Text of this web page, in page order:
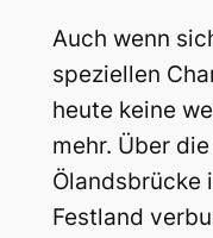
Auch wenn
speziellen
heute keine
mehr. Über
Ölandsbrücke
Festland